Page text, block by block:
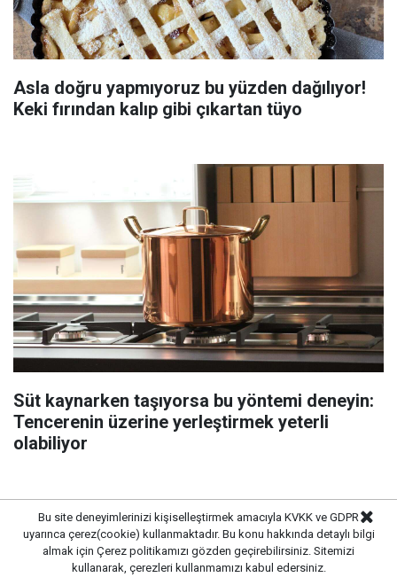
Asla doğru yapmıyoruz bu yüzden dağılıyor!
Keki fırından kalıp gibi çıkartan tüyo
Süt kaynarken taşıyorsa bu yöntemi deneyin:
Tencerenin üzerine yerleştirmek yeterli
olabiliyor
Bu site deneyimlerinizi kişiselleştirmek amacıyla KVKK ve GDPR
uyarınca çerez(cookie) kullanmaktadır. Bu konu hakkında detaylı bilgi
almak için Çerez politikamızı gözden geçirebilirsiniz. Sitemizi
kullanarak, çerezleri kullanmamızı kabul edersiniz.